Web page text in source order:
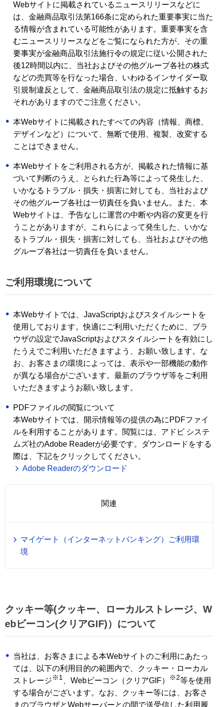
Webサイトに掲載されているニュースリリースなどに
は、金融商品取引法第166条に定められた重要事実に当た
る情報が含まれている可能性があります。重要事実を含
むニュースリリースなどをご覧になられた方が、その重
要事実が金融商品取引法施行令の規定に従い公開された
後12時間以内に、当社およびその他グループ各社の株式
などの売買等を行なった場合、いわゆるインサイダー取
引規制違反として、金融商品取引法の規定に抵触するお
それがありますのでご注意ください。
本Webサイトに掲載されたすべての内容（情報、商標、
デザインなど）について、無断で使用、複製、改変する
ことはできません。
本Webサイトをご利用される方が、掲載された情報に基
づいて判断のうえ、とられた行為等によって発生した、
いかなるトラブル・損失・損害に対しても、当社および
その他グループ各社は一切責任を負いません。また、本
Webサイトは、予告なしに運営の中断や内容の変更を行
うことがありますが、これらによって発生した、いかな
るトラブル・損失・損害に対しても、当社およびその他
グループ各社は一切責任を負いません。
ご利用環境について
本Webサイトでは、JavaScriptおよびスタイルシートを
使用しております。快適にご利用いただくために、ブラ
ウザの設定でJavaScriptおよびスタイルシートを有効にし
たうえでご利用いただきますよう、お願い致します。な
お、お客さまの環境によっては、表示や一部機能の動作
が異なる場合がございます。最新のブラウザ等をご利用
いただきますようお願い致します。
PDFファイルの閲覧について
本Webサイトでは、開示情報等の提供の為にPDFファイ
ルを利用することがあります。閲覧には、アドビ システ
ムズ社のAdobe Readerが必要です。ダウンロードをする
際は、下記をクリックしてください。
Adobe Readerのダウンロード
関連
マイゲート（インターネットバンキング）ご利用環
境
クッキー等(クッキー、ローカルストレージ、W
ebビーコン(クリアGIF)）について
当社は、お客さまによる本Webサイトのご利用にあたっ
ては、以下の利用目的の範囲内で、クッキー・ローカル
ストレージ ※1 、Webビーコン（クリアGIF） ※2等を使用
する場合がございます。なお、クッキー等には、お客さ
まのブラウザとWebサーバーとの間で送受信した利用履